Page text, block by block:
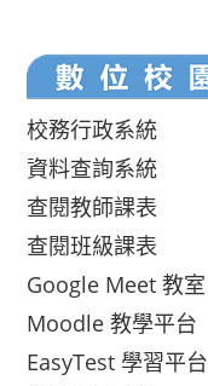
校務行政系統
資料查詢系統
查閱教師課表
查閱班級課表
Google Meet 教室
Moodle 教學平台
EasyTest 學習平台